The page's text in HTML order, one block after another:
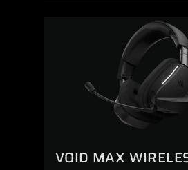
VOID MAX